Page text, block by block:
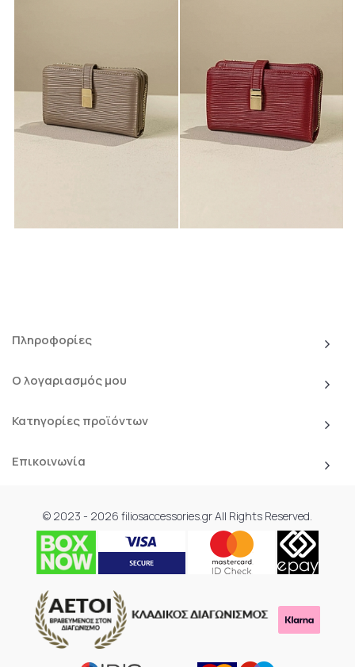
Πληροφορίες
Ο λογαριασμός μου
Κατηγορίες προϊόντων
Επικοινωνία
© 2023 - 2026 filiosaccessories.gr All Rights Reserved.